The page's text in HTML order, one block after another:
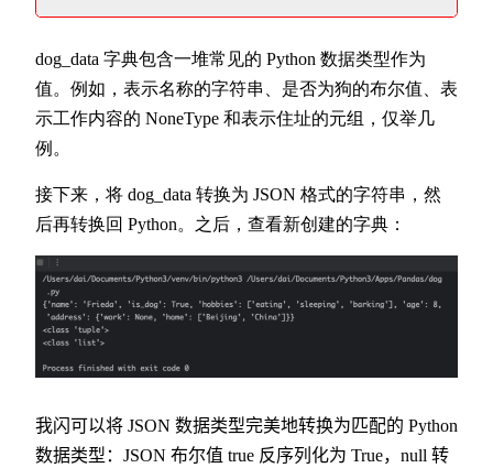
dog_data 字典包含一堆常见的 Python 数据类型作为
值。例如，表示名称的字符串、是否为狗的布尔值、表
示工作内容的 NoneType 和表示住址的元组，仅举几
例。
接下来，将 dog_data 转换为 JSON 格式的字符串，然
后再转换回 Python。之后，查看新创建的字典：
我闪可以将 JSON 数据类型完美地转换为匹配的 Python
数据类型： JSON 布尔值 true 反序列化为 True，null 转